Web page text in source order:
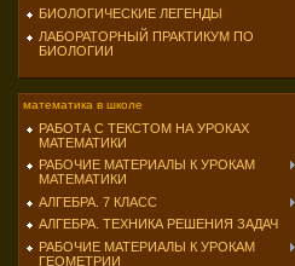
БИОЛОГИЧЕСКИЕ ЛЕГЕНДЫ
ЛАБОРАТОРНЫЙ ПРАКТИКУМ ПО
БИОЛОГИИ
математика в школе
РАБОТА С ТЕКСТОМ НА УРОКАХ
МАТЕМАТИКИ
РАБОЧИЕ МАТЕРИАЛЫ К УРОКАМ
МАТЕМАТИКИ
АЛГЕБРА. 7 КЛАСС
АЛГЕБРА. ТЕХНИКА РЕШЕНИЯ ЗАДАЧ
РАБОЧИЕ МАТЕРИАЛЫ К УРОКАМ
ГЕОМЕТРИИ